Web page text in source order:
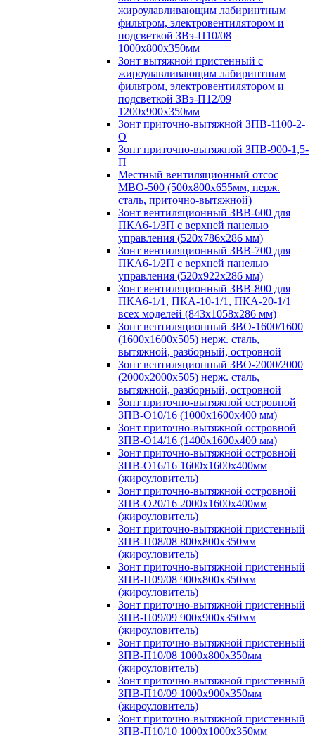
жироулавливающим лабиринтным
фильтром, электровентилятором и
подсветкой ЗВэ-П10/08
1000х800х350мм
Зонт вытяжной пристенный с
жироулавливающим лабиринтным
фильтром, электровентилятором и
подсветкой ЗВэ-П12/09
1200х900х350мм
Зонт приточно-вытяжной ЗПВ-1100-2-
О
Зонт приточно-вытяжной ЗПВ-900-1,5-
П
Местный вентиляционный отсос
МВО-500 (500х800х655мм, нерж.
сталь, приточно-вытяжной)
Зонт вентиляционный ЗВВ-600 для
ПКА6-1/3П с верхней панелью
управления (520х786х286 мм)
Зонт вентиляционный ЗВВ-700 для
ПКА6-1/2П с верхней панелью
управления (520х922х286 мм)
Зонт вентиляционный ЗВВ-800 для
ПКА6-1/1, ПКА-10-1/1, ПКА-20-1/1
всех моделей (843х1058х286 мм)
Зонт вентиляционный ЗВО-1600/1600
(1600х1600х505) нерж. сталь,
вытяжной, разборный, островной
Зонт вентиляционный ЗВО-2000/2000
(2000х2000х505) нерж. сталь,
вытяжной, разборный, островной
Зонт приточно-вытяжной островной
ЗПВ-О10/16 (1000х1600х400 мм)
Зонт приточно-вытяжной островной
ЗПВ-О14/16 (1400х1600х400 мм)
Зонт приточно-вытяжной островной
ЗПВ-О16/16 1600х1600х400мм
(жироуловитель)
Зонт приточно-вытяжной островной
ЗПВ-О20/16 2000х1600х400мм
(жироуловитель)
Зонт приточно-вытяжной пристенный
ЗПВ-П08/08 800х800х350мм
(жироуловитель)
Зонт приточно-вытяжной пристенный
ЗПВ-П09/08 900х800х350мм
(жироуловитель)
Зонт приточно-вытяжной пристенный
ЗПВ-П09/09 900х900х350мм
(жироуловитель)
Зонт приточно-вытяжной пристенный
ЗПВ-П10/08 1000х800х350мм
(жироуловитель)
Зонт приточно-вытяжной пристенный
ЗПВ-П10/09 1000х900х350мм
(жироуловитель)
Зонт приточно-вытяжной пристенный
ЗПВ-П10/10 1000х1000х350мм